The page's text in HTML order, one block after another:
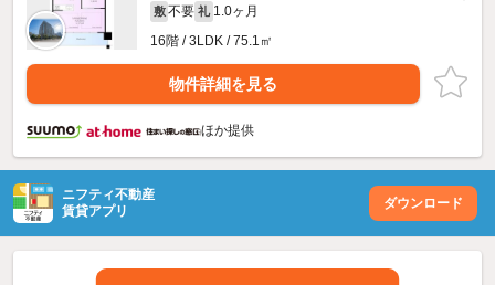
敷 不要 礼 1.0ヶ月
16階 / 3LDK / 75.1㎡
物件詳細を見る
ほか提供
ニフティ不動産
賃貸アプリ
ダウンロード